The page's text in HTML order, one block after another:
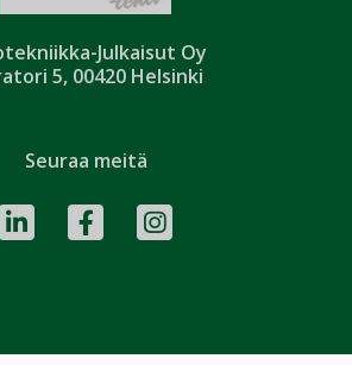
Julkaisut Oy
5, 00420 Helsinki
Seuraa meitä